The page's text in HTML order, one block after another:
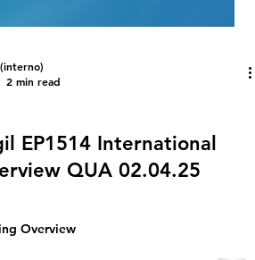
EP1514 International
QUA 02.04.25